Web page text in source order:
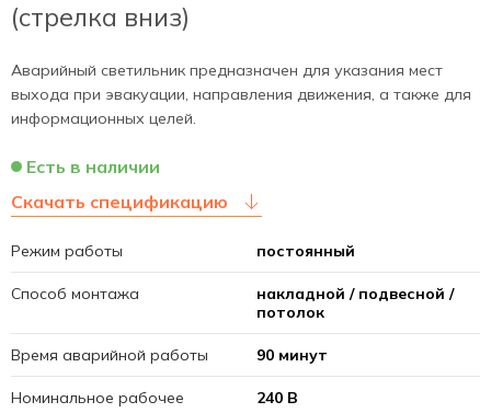
(стрелка вниз)
Аварийный светильник предназначен для указания мест
выхода при эвакуации, направления движения, а также для
информационных целей.
Есть в наличии
Скачать спецификацию
Режим работы постоянный
Способ монтажа
накладной / подвесной /
потолок
Время аварийной работы 90 минут
Номинальное рабочее
240 В